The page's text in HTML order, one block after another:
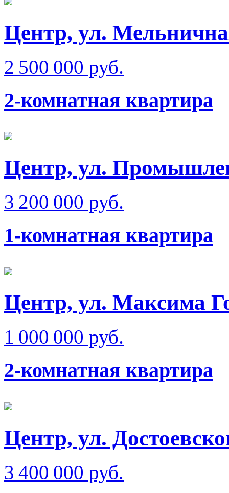
Центр, ул.
2 500 000 руб.
2-комнатная квартира
Центр, ул.
3 200 000 руб.
1-комнатная квартира
Центр, ул. Максима
1 000 000 руб.
2-комнатная квартира
Центр, ул.
3 400 000 руб.